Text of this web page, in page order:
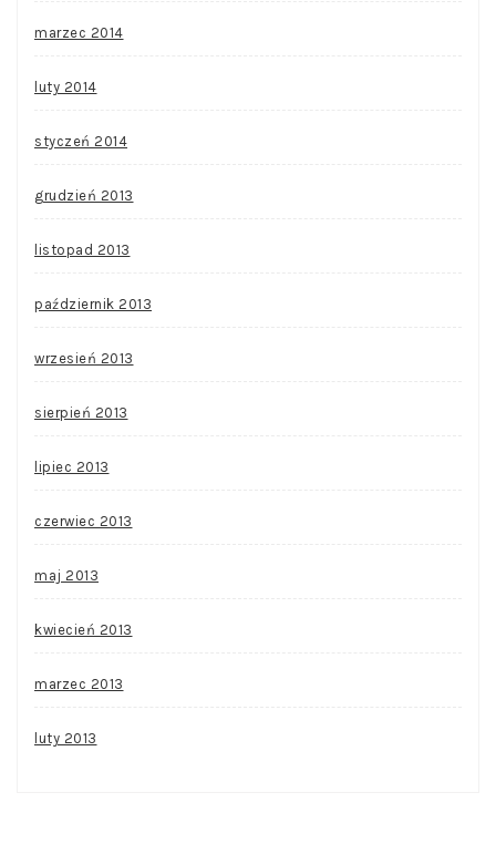
marzec 2014
luty 2014
styczeń 2014
grudzień 2013
listopad 2013
październik 2013
wrzesień 2013
sierpień 2013
lipiec 2013
czerwiec 2013
maj 2013
kwiecień 2013
marzec 2013
luty 2013